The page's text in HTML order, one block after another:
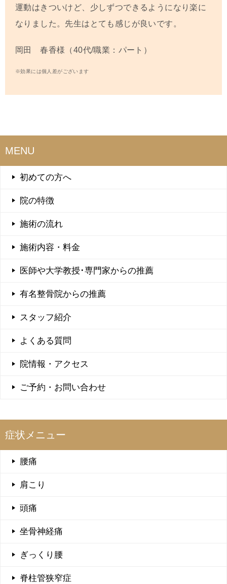
運動はきついけど、少しずつできるようになり楽に
なりました。先生はとても感じが良いです。
岡田 春香様（40代/職業：パート）
※効果には個人差がございます
MENU
初めての方へ
院の特徴
施術の流れ
施術内容・料金
医師や大学教授･専門家からの推薦
有名整骨院からの推薦
スタッフ紹介
よくある質問
院情報・アクセス
ご予約・お問い合わせ
症状メニュー
腰痛
肩こり
頭痛
坐骨神経痛
ぎっくり腰
脊柱管狭窄症